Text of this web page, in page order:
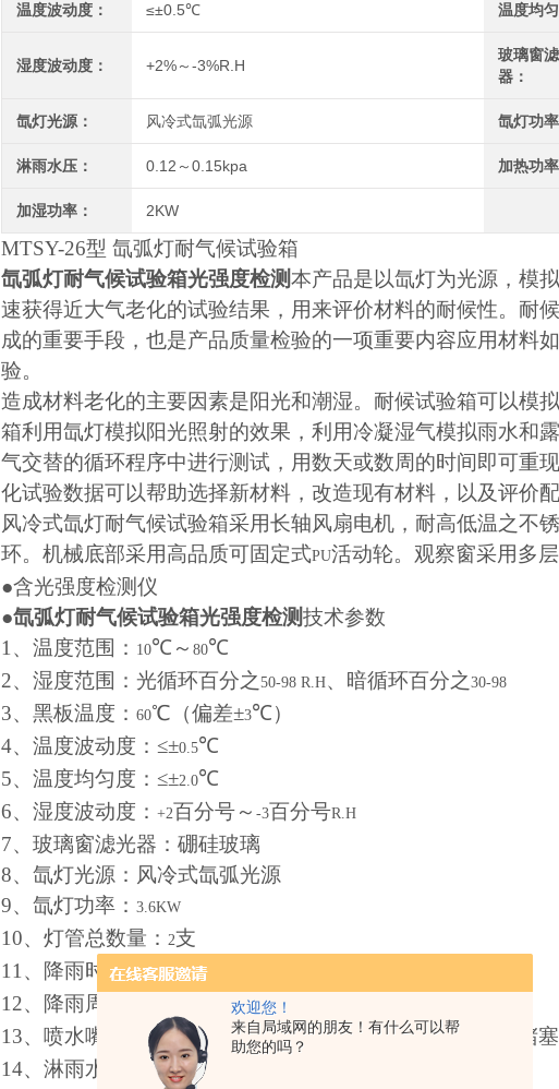
欢迎您！
来自局域网的朋友！有什么可以帮
助您的吗？
温度波动度： ≤±0.5℃ 温度均
湿度波动度： +2%～-3%R.H
玻璃窗
器：
氙灯光源： 风冷式氙弧光源 氙灯功
淋雨水压： 0.12～0.15kpa 加热功
加湿功率： 2KW
MTSY-26型 氙弧灯耐气候试验箱
氙弧灯耐气候试验箱光强度检测本产品是以氙灯为光源，模
速获得近大气老化的试验结果，用来评价材料的耐候性。耐
成的重要手段，也是产品质量检验的一项重要内容应用材料
验。
造成材料老化的主要因素是阳光和潮湿。耐候试验箱可以模
箱利用氙灯模拟阳光照射的效果，利用冷凝湿气模拟雨水和
气交替的循环程序中进行测试，用数天或数周的时间即可重
化试验数据可以帮助选择新材料，改造现有材料，以及评价
风冷式氙灯耐气候试验箱采用长轴风扇电机，耐高低温之不
环。机械底部采用高品质可固定式PU活动轮。观察窗采用多
●含光强度检测仪
●氙弧灯耐气候试验箱光强度检测技术参数
1、温度范围： 10℃～ 80℃
2、湿度范围：光循环百分之 50-98 R.H、暗循环百分之 30-98
3、黑板温度： 60℃（偏差±3℃）
4、温度波动度：≤±0.5℃
5、温度均匀度：≤±2.0℃
6、湿度波动度： +2百分号～ -3百分号R.H
7、玻璃窗滤光器：硼硅玻璃
8、氙灯光源：风冷式氙弧光源
9、氙灯功率： 3.6KW
10、灯管总数量： 2支
11、降雨时间：1～9999分钟，连续降雨可调
12、降雨周期：
分钟，间隔（断）降雨可调
13、喷水嘴孔径：Ф0.8mm
（回水带超精细过滤器防止喷嘴堵
14、淋雨水压：
0.12～0.15kpa